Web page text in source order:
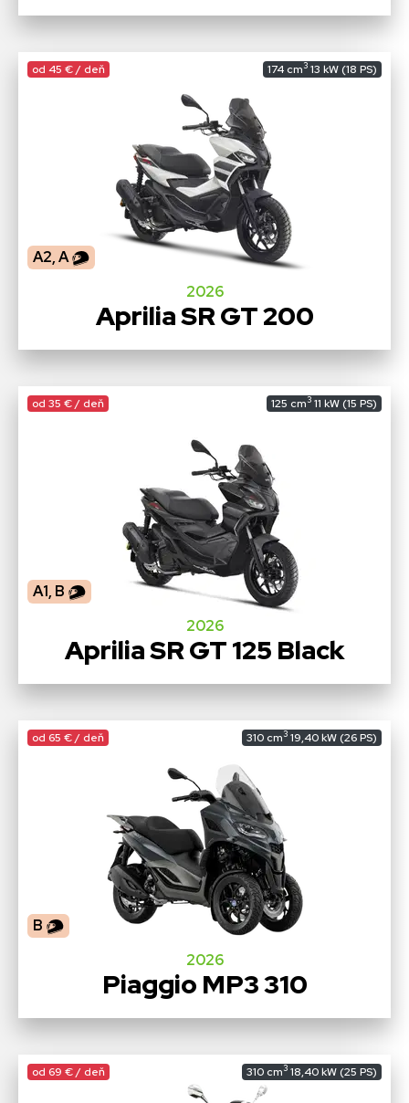
od 45 € / deň 174 cm3 13 kW (18 PS)
A2, A
2026
Aprilia SR GT 200
od 35 € / deň 125 cm3 11 kW (15 PS)
A1, B
2026
Aprilia SR GT 125 Black
od 65 € / deň 310 cm3 19,40 kW (26 PS)
B
2026
Piaggio MP3 310
od 69 € / deň 310 cm3 18,40 kW (25 PS)